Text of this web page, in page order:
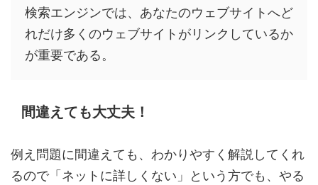
検索エンジンでは、あなたのウェブサイトへど
れだけ多くのウェブサイトがリンクしているか
が重要である。
間違えても大丈夫！
例え問題に間違えても、わかりやすく解説してくれ
るので「ネットに詳しくない」という方でも、やる